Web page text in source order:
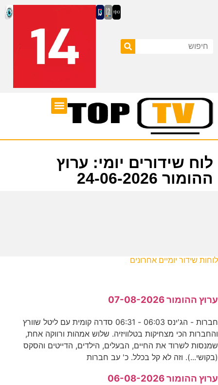
לוח שידורים יומי: ערוץ
ההומור 24-06-2026
לוחות שידור יומיים אחרונים
ערוץ ההומור 07-08-2026
חברות - הג'ינס 06:03 - 06:31 סדרה קומית עם ליטל שוורץ
והחברות הכי מצחיקות בטלוויזיה. שלוש אמהות ורווקה אחת,
שמנסות לשרוד את החיים, הבעלים, הילדים, הדייטים והסקס
(בקושי...). וזה לא קל בכלל. כ' עב חברות
ערוץ ההומור 06-08-2026